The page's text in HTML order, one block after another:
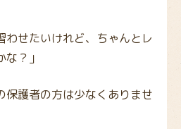
わせたいけれど、ちゃんとレ
？」
保護者の方は少なくありませ